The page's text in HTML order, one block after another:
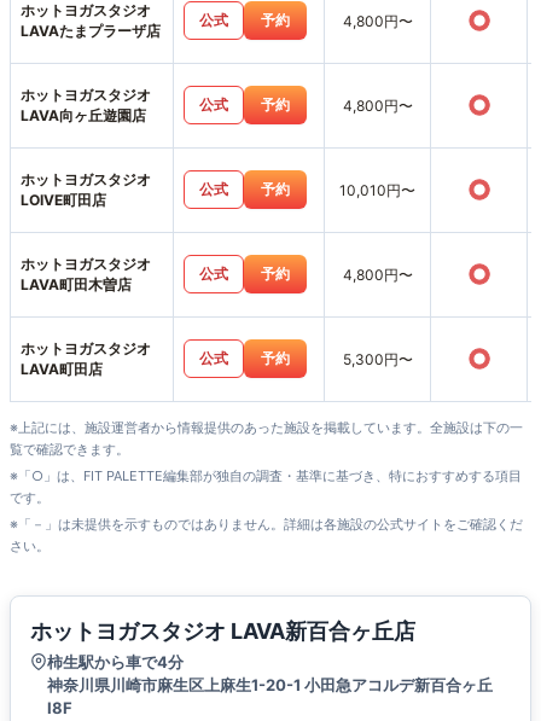
ホットヨガスタジオ
LAVAたまプラーザ店
公式 予約 4,800円〜 ○
ホットヨガスタジオ
LAVA向ヶ丘遊園店
公式 予約 4,800円〜 ○
ホットヨガスタジオ
LOIVE町田店
公式 予約 10,010円〜 ○
ホットヨガスタジオ
LAVA町田木曽店
公式 予約 4,800円〜 ○
ホットヨガスタジオ
LAVA町田店
公式 予約 5,300円〜 ○
※上記には、施設運営者から情報提供のあった施設を掲載しています。全施設は下の一
覧で確認できます。
※「○」は、FIT PALETTE編集部が独自の調査・基準に基づき、特におすすめする項目
です。
※「－」は未提供を示すものではありません。詳細は各施設の公式サイトをご確認くだ
さい。
ホットヨガスタジオ LAVA新百合ヶ丘店
柿生駅から車で4分
神奈川県川崎市麻生区上麻生1-20-1 小田急アコルデ新百合ヶ丘
Ⅰ8F